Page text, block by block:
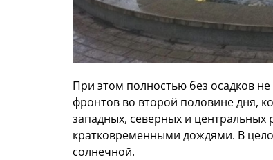
При этом полностью без осадков
фронтов во второй половине дня,
западных, северных и центральных
кратковременными дождями. В
солнечной.